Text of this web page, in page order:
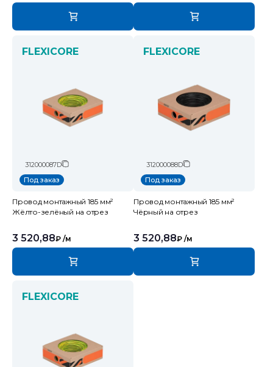
FLEXICORE
312000087D
Под заказ
Провод монтажный 185 мм²
Жёлто-зелёный на отрез
3 520,88₽ /м
FLEXICORE
312000088D
Под заказ
Провод монтажный 185 мм²
Чёрный на отрез
3 520,88₽ /м
FLEXICORE